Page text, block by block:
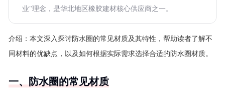
业"理念，是华北地区橡胶建材核心供应商之一。
介绍： 本文深入探讨防水圈的常见材质及其特性，帮助读者了解不
同材料的优缺点，以及如何根据实际需求选择合适的防水圈材质。
一、防水圈的常见材质